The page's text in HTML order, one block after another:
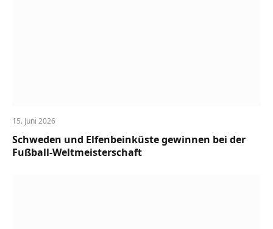
15. Juni 2026
Schweden und Elfenbeinküste gewinnen bei der
Fußball-Weltmeisterschaft